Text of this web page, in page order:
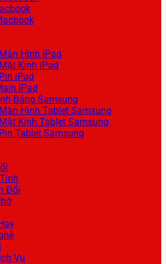
Hình iPad
Kính iPad
iPad
iPad
Bảng Samsung
Hình Tablet Samsung
Kính Tablet Samsung
Tablet Samsung
Đổi
Vụ